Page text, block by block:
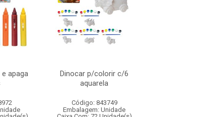
apaga
Dinocar p/colorir c/6
aquarela
Código: 843749
Embalagem: Unidade